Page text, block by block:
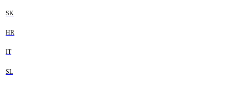
SK
HR
IT
SL